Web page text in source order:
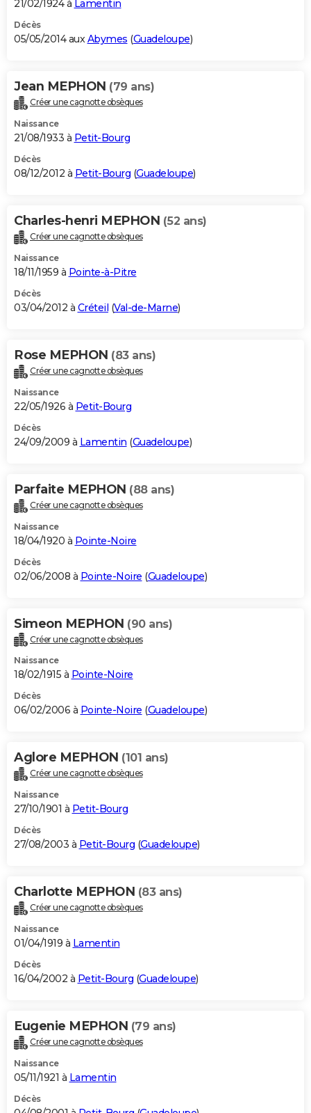
21/02/1924 à Lamentin
Décès
05/05/2014 auxAbymes (Guadeloupe)
Jean MEPHON (79 ans)
Créer une cagnotte obsèques
Naissance
21/08/1933 à Petit-Bourg
Décès
08/12/2012 à Petit-Bourg (Guadeloupe)
Charles-henri MEPHON (52 ans)
Créer une cagnotte obsèques
Naissance
18/11/1959 à Pointe-à-Pitre
Décès
03/04/2012 à Créteil (Val-de-Marne)
Rose MEPHON (83 ans)
Créer une cagnotte obsèques
Naissance
22/05/1926 à Petit-Bourg
Décès
24/09/2009 à Lamentin (Guadeloupe)
Parfaite MEPHON (88 ans)
Créer une cagnotte obsèques
Naissance
18/04/1920 à Pointe-Noire
Décès
02/06/2008 à Pointe-Noire (Guadeloupe)
Simeon MEPHON (90 ans)
Créer une cagnotte obsèques
Naissance
18/02/1915 à Pointe-Noire
Décès
06/02/2006 à Pointe-Noire (Guadeloupe)
Aglore MEPHON (101 ans)
Créer une cagnotte obsèques
Naissance
27/10/1901 à Petit-Bourg
Décès
27/08/2003 à Petit-Bourg (Guadeloupe)
Charlotte MEPHON (83 ans)
Créer une cagnotte obsèques
Naissance
01/04/1919 à Lamentin
Décès
16/04/2002 à Petit-Bourg (Guadeloupe)
Eugenie MEPHON (79 ans)
Créer une cagnotte obsèques
Naissance
05/11/1921 à Lamentin
Décès